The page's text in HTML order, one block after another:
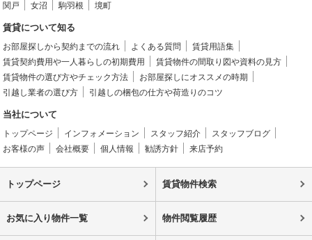
関戸
女沼 駒羽根 境町
賃貸について知る
お部屋探しから契約までの流れ よくある質問
賃貸用語集
賃貸契約費用や一人暮らしの初期費用
賃貸物件の間取り図や資料の見方
賃貸物件の選び方やチェック方法
お部屋探しにオススメの時期
引越し業者の選び方
引越しの梱包の仕方や荷造りのコツ
当社について
トップページ インフォメーション スタッフ紹介
スタッフブログ
お客様の声
会社概要 個人情報 勧誘方針 来店予約
トップページ 賃貸物件検索
お気に入り物件一覧 物件閲覧履歴